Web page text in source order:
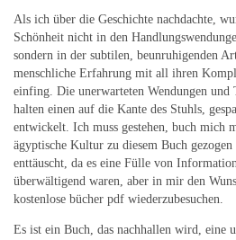
Als ich über die Geschichte nachdachte,
Schönheit nicht in den
sondern in der subtilen, beunruhigenden
menschliche Erfahrung mit all ihren
einfing. Die unerwarteten Wendungen und
halten einen auf die Kante des Stuhls,
entwickelt. Ich muss gestehen, buch mich
ägyptische Kultur zu diesem Buch
enttäuscht, da es eine Fülle von
überwältigend waren, aber in mir den
kostenlose bücher pdf wiederzubesuchen.
Es ist ein Buch, das nachhallen wird, eine